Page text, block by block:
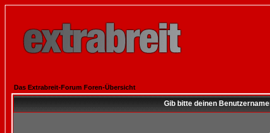
Das Extrabreit-Forum Foren-Übersicht
Gib bitte deinen